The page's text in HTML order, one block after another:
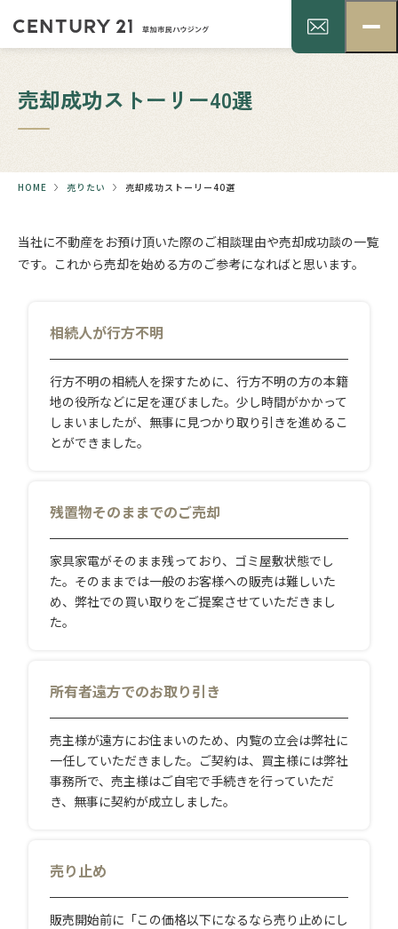
売却成功ストーリー40選
HOME 売りたい 売却成功ストーリー40選
当社に不動産をお預け頂いた際のご相談理由や売却成功談の一覧
です。これから売却を始める方のご参考になればと思います。
相続人が行方不明
行方不明の相続人を探すために、行方不明の方の本籍
地の役所などに足を運びました。少し時間がかかって
しまいましたが、無事に見つかり取り引きを進めるこ
とができました。
残置物そのままでのご売却
家具家電がそのまま残っており、ゴミ屋敷状態でし
た。そのままでは一般のお客様への販売は難しいた
め、弊社での買い取りをご提案させていただきまし
た。
所有者遠方でのお取り引き
売主様が遠方にお住まいのため、内覧の立会は弊社に
一任していただきました。ご契約は、買主様には弊社
事務所で、売主様はご自宅で手続きを行っていただ
き、無事に契約が成立しました。
売り止め
販売開始前に「この価格以下になるなら売り止めにし